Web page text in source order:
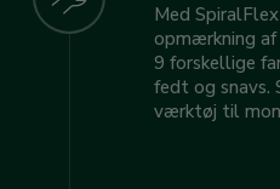
Med
opmærkning af
9 forskellige
fedt og snavs.
værktøj til